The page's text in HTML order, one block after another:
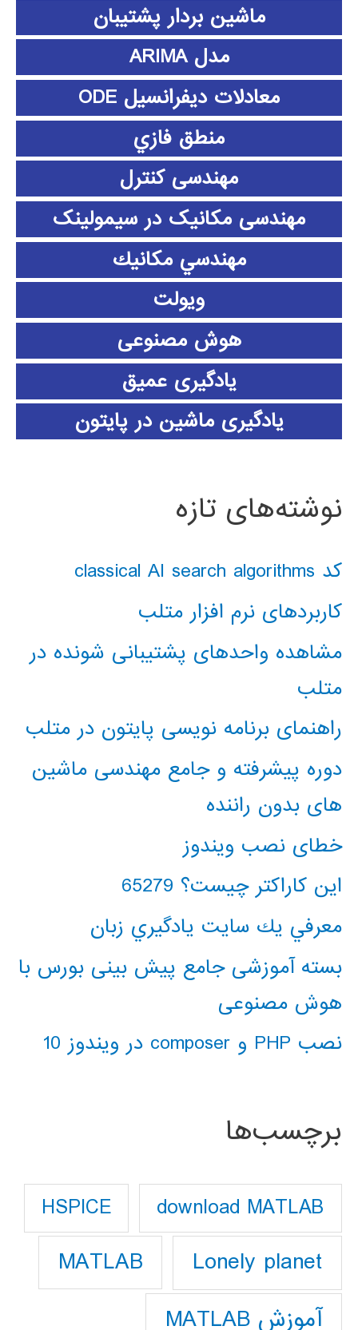
ماشین بردار پشتیبان
مدل ARIMA
معادلات دیفرانسیل ODE
منطق فازي
مهندسی کنترل
مهندسی مکانیک در سیمولینک
مهندسي مكانيك
ویولت
هوش مصنوعی
یادگیری عمیق
یادگیری ماشین در پایتون
نوشته‌های تازه
کد classical AI search algorithms
کاربردهای نرم افزار متلب
مشاهده واحدهای پشتیبانی شونده در
متلب
راهنمای برنامه نویسی پایتون در متلب
دوره پیشرفته و جامع مهندسی ماشین
های بدون راننده
خطای نصب ویندوز
این کاراکتر چیست؟ 65279
معرفي يك سايت يادگيري زبان
بسته آموزشی جامع پیش بینی بورس با
هوش مصنوعی
نصب PHP و composer در ویندوز 10
برچسب‌ها
download MATLAB
HSPICE
Lonely planet
MATLAB
آموزش MATLAB